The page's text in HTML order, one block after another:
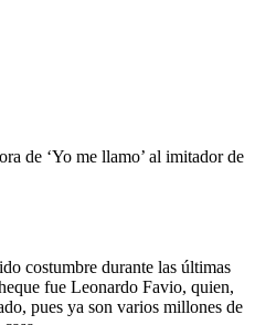
de ‘Yo me llamo’ al imitador de
costumbre durante las últimas
fue Leonardo Favio, quien,
pues ya son varios millones de